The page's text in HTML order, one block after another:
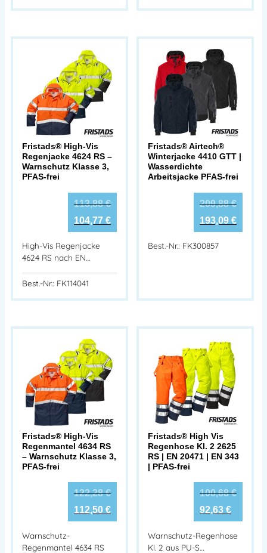
Fristads® High-Vis
Regenjacke 4624 RS –
Warnschutz Klasse 3,
PFAS-frei
113,88€
104,77 €
High-Vis Regenjacke
4624 RS nach EN…
Best.-Nr.: FK114041
Fristads® Airtech®
Winterjacke 4410 GTT |
Wasserdichte
Arbeitsjacke PFAS-frei
209,88€
193,09 €
Best.-Nr.: FK300857
Fristads® High-Vis
Regenmantel 4634 RS
– Warnschutz Klasse 3,
PFAS-frei
122,28€
112,50 €
Warnschutz-
Regenmantel 4634 RS
Fristads® High Vis
Regenhose Kl. 2 2625
RS | EN 20471 | EN 343
| PFAS-frei
100,68€
92,63 €
Warnschutz-Regenhose
Kl. 2 aus PU-S…